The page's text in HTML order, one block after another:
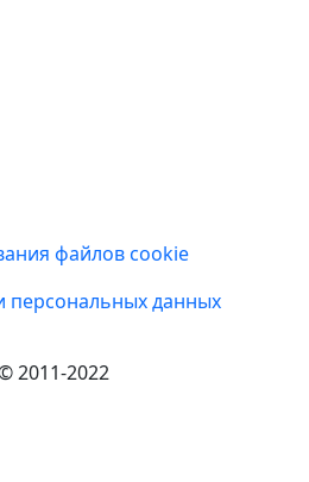
файлов cookie
персональных данных
2011-2022